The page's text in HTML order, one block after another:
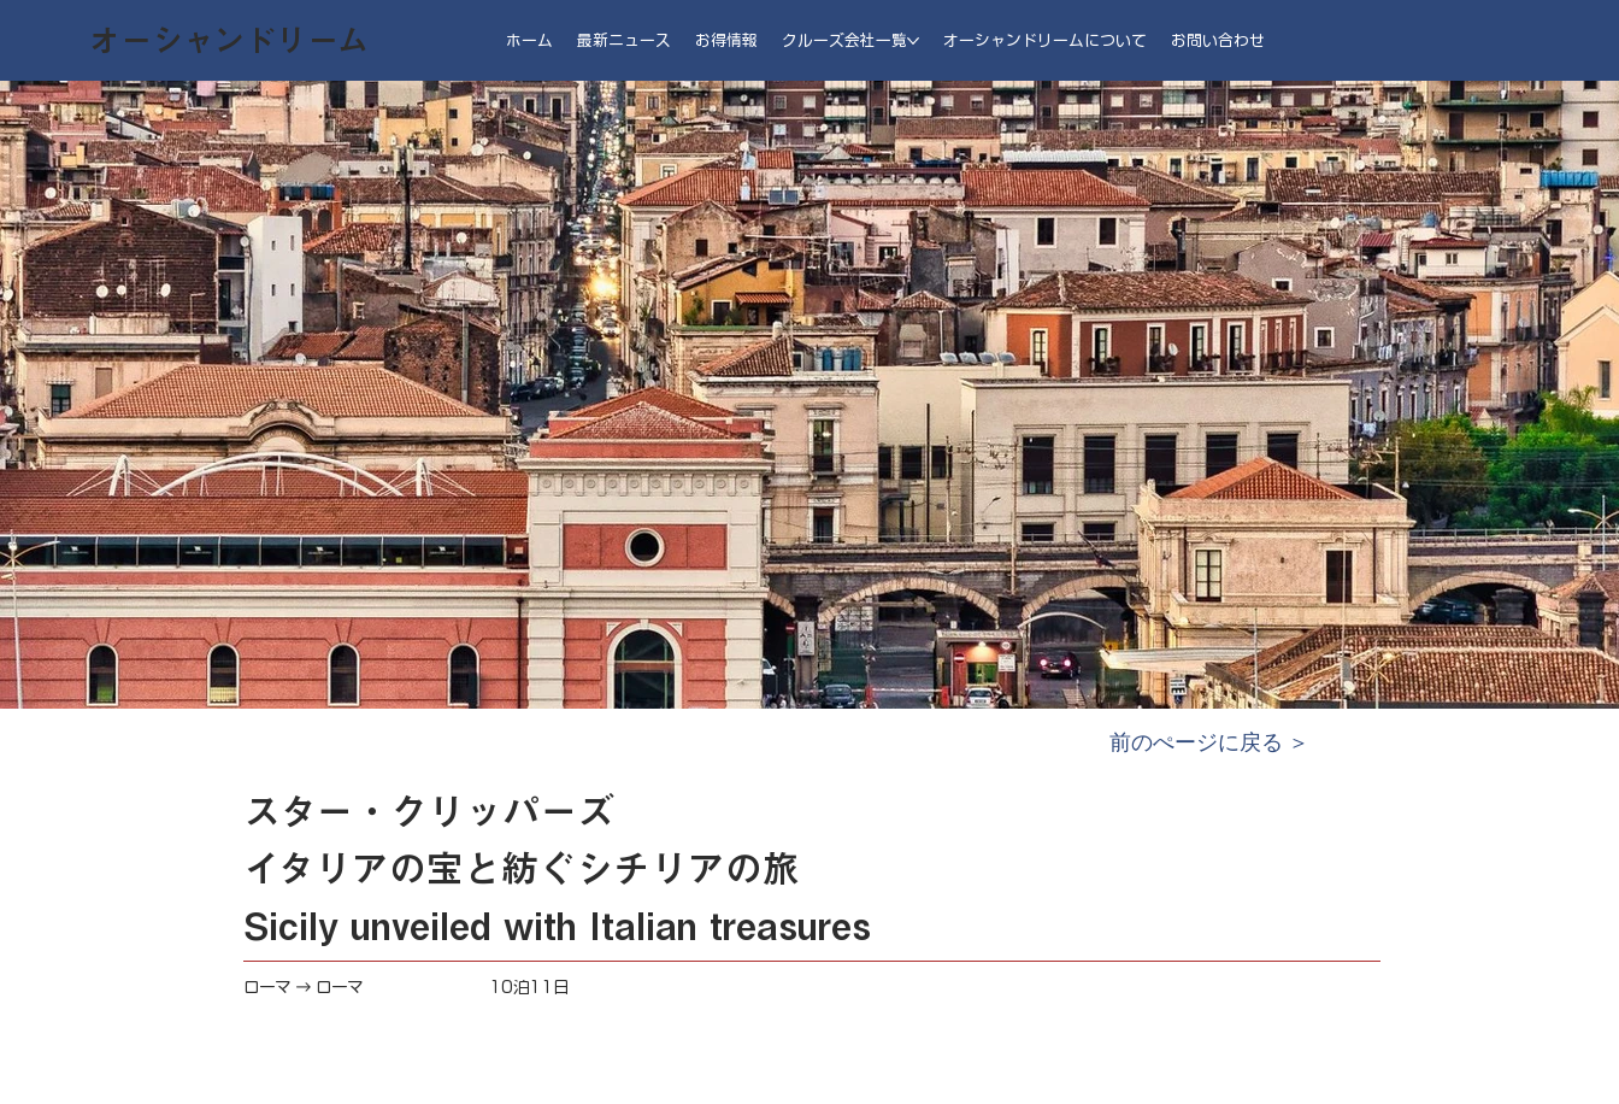
オーシャンドリーム ホーム 最新ニュース お得情報 クルーズ会社一覧 オーシャンドリームについて お問い合わせ
スター・クリッパーズ
Sicily unveiled with Italian treasures
イタリアの宝と紡ぐシチリアの旅
ローマ → ローマ 10泊11日
前のぺージに戻る ＞